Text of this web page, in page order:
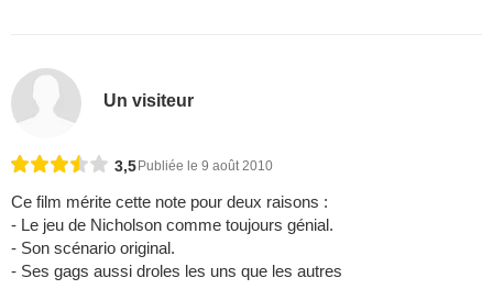
Un visiteur
3,5Publiée le 9 août 2010
Ce film mérite cette note pour deux raisons :
- Le jeu de Nicholson comme toujours génial.
- Son scénario original.
- Ses gags aussi droles les uns que les autres